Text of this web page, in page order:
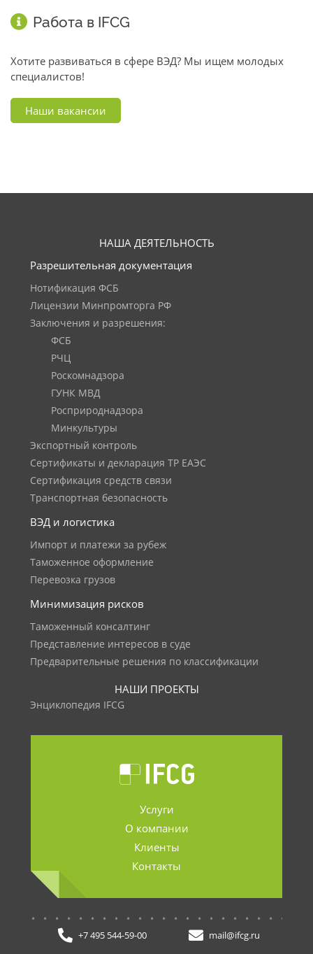
Работа в IFCG
Хотите развиваться в сфере ВЭД? Мы ищем молодых
специалистов!
Наши вакансии
НАША ДЕЯТЕЛЬНОСТЬ
Разрешительная документация
Нотификация ФСБ
Лицензии Минпромторга РФ
Заключения и разрешения:
ФСБ
РЧЦ
Роскомнадзора
ГУНК МВД
Росприроднадзора
Минкультуры
Экспортный контроль
Сертификаты и декларация ТР ЕАЭС
Сертификация средств связи
Транспортная безопасность
ВЭД и логистика
Импорт и платежи за рубеж
Таможенное оформление
Перевозка грузов
Минимизация рисков
Таможенный консалтинг
Представление интересов в суде
Предварительные решения по классификации
НАШИ ПРОЕКТЫ
Энциклопедия IFCG
Услуги
О компании
Клиенты
Контакты
+7 495 544-59-00 mail@ifcg.ru